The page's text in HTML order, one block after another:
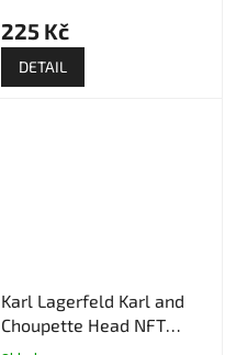
225 Kč
DETAIL
Karl Lagerfeld Karl and
Choupette Head NFT
Řemínek pro Apple Watch